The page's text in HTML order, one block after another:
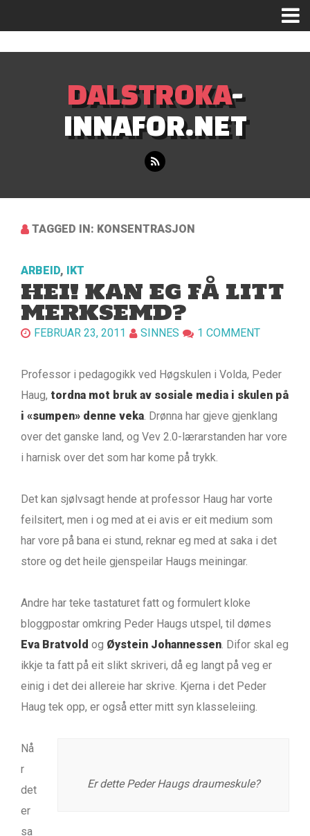
DALSTROKA-
INNAFOR.NET
TAGGED IN: KONSENTRASJON
ARBEID, IKT
HEI! KAN EG FÅ LITT
MERKSEMD?
FEBRUAR 23, 2011 SINNES 1 COMMENT
Professor i pedagogikk ved Høgskulen i Volda, Peder
Haug, tordna mot bruk av sosiale media i skulen på
i «sumpen» denne veka. Drønna har gjeve gjenklang
over det ganske land, og Vev 2.0-lærarstanden har vore
i harnisk over det som har kome på trykk.
Det kan sjølvsagt hende at professor Haug har vorte
feilsitert, men i og med at ei avis er eit medium som
har vore på bana ei stund, reknar eg med at saka i det
store og det heile gjenspeilar Haugs meiningar.
Andre har teke tastaturet fatt og formulert kloke
bloggpostar omkring Peder Haugs utspel, til dømes
Eva Bratvold og Øystein Johannessen. Difor skal eg
ikkje ta fatt på eit slikt skriveri, då eg langt på veg er
einig i det dei allereie har skrive. Kjerna i det Peder
Haug tek opp, er også etter mitt syn klasseleiing.
Er dette Peder Haugs draumeskule?
Nå
r
det
er
sa